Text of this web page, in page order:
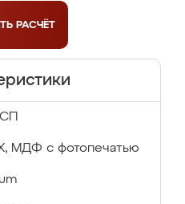
РАСЧЁТ
МДФ с фотопечатью